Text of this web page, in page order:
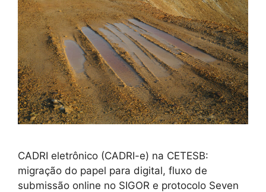
CADRI eletrônico (CADRI-e) na CETESB:
migração do papel para digital, fluxo de
submissão online no SIGOR e protocolo Seven